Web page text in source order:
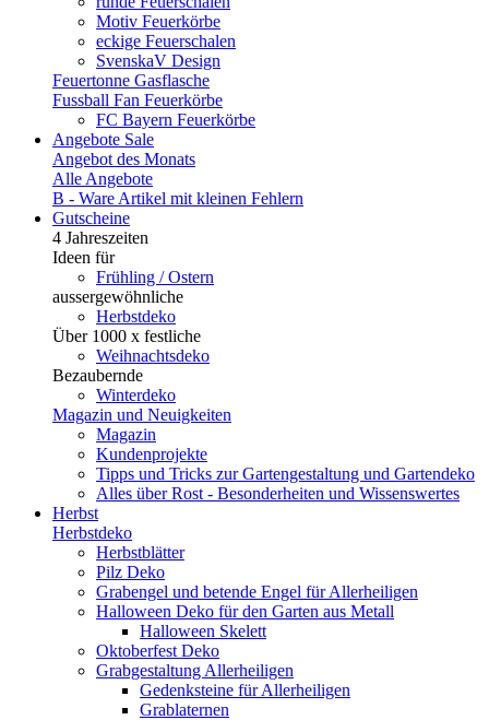
Motiv Feuerkörbe
eckige Feuerschalen
SvenskaV Design
Feuertonne Gasflasche
Fussball Fan Feuerkörbe
FC Bayern Feuerkörbe
Angebote Sale
Angebot des Monats
Alle Angebote
B - Ware Artikel mit kleinen Fehlern
Gutscheine
4 Jahreszeiten
Ideen für
Frühling / Ostern
aussergewöhnliche
Herbstdeko
Über 1000 x festliche
Weihnachtsdeko
Bezaubernde
Winterdeko
Magazin und Neuigkeiten
Magazin
Kundenprojekte
Tipps und Tricks zur Gartengestaltung und Gartendeko
Alles über Rost - Besonderheiten und Wissenswertes
Herbst
Herbstdeko
Herbstblätter
Pilz Deko
Grabengel und betende Engel für Allerheiligen
Halloween Deko für den Garten aus Metall
Halloween Skelett
Oktoberfest Deko
Grabgestaltung Allerheiligen
Gedenksteine für Allerheiligen
Grablaternen